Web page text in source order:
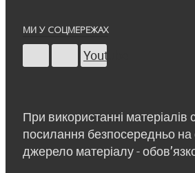
МИ У СОЦМЕРЕЖАХ
Youtube
При використанні матеріалів
посилання безпосередньо на
джерело матеріалу -